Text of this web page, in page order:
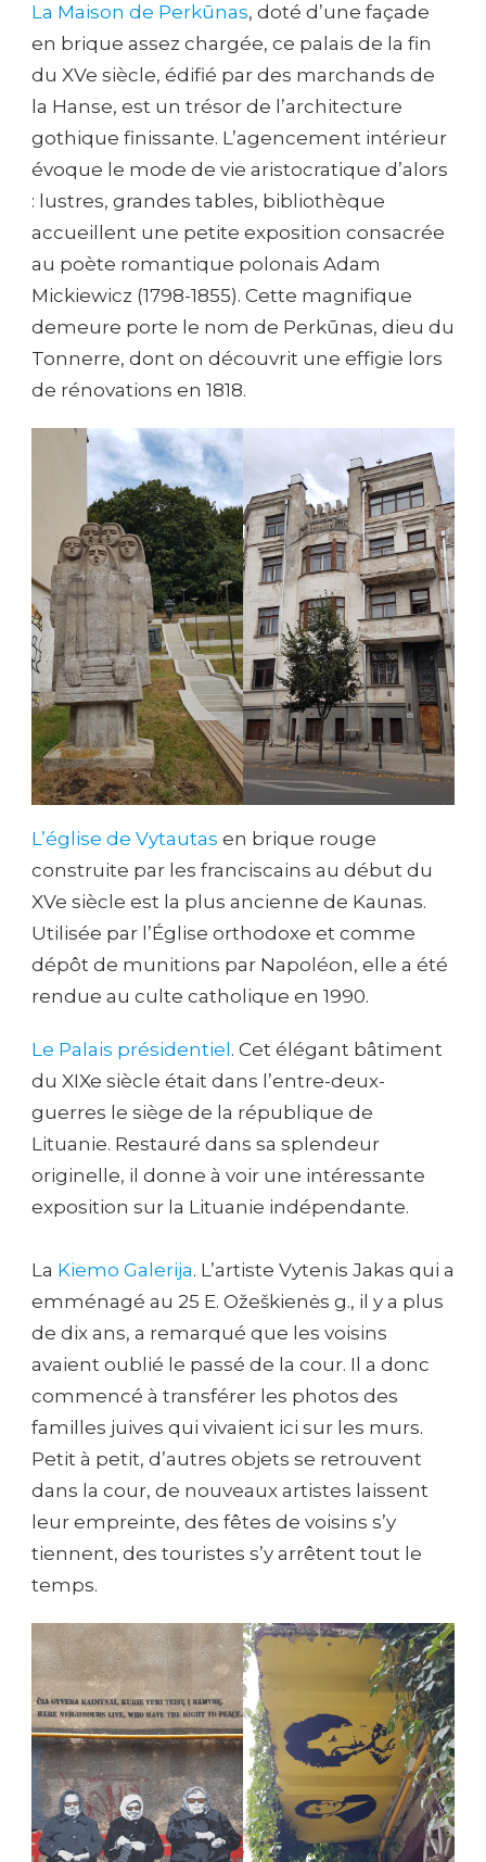
La Maison de Perkūnas, doté d’une façade
en brique assez chargée, ce palais de la fin
du XVe siècle, édifié par des marchands de
la Hanse, est un trésor de l’architecture
gothique finissante. L’agencement intérieur
évoque le mode de vie aristocratique d’alors
: lustres, grandes tables, bibliothèque
accueillent une petite exposition consacrée
au poète romantique polonais Adam
Mickiewicz (1798-1855). Cette magnifique
demeure porte le nom de Perkūnas, dieu du
Tonnerre, dont on découvrit une effigie lors
de rénovations en 1818.
L’église de Vytautas en brique rouge
construite par les franciscains au début du
XVe siècle est la plus ancienne de Kaunas.
Utilisée par l’Église orthodoxe et comme
dépôt de munitions par Napoléon, elle a été
rendue au culte catholique en 1990.
Le Palais présidentiel. Cet élégant bâtiment
du XIXe siècle était dans l’entre-deux-
guerres le siège de la république de
Lituanie. Restauré dans sa splendeur
originelle, il donne à voir une intéressante
exposition sur la Lituanie indépendante.
La Kiemo Galerija. L’artiste Vytenis Jakas qui a
emménagé au 25 E. Ožeškienės g., il y a plus
de dix ans, a remarqué que les voisins
avaient oublié le passé de la cour. Il a donc
commencé à transférer les photos des
familles juives qui vivaient ici sur les murs.
Petit à petit, d’autres objets se retrouvent
dans la cour, de nouveaux artistes laissent
leur empreinte, des fêtes de voisins s’y
tiennent, des touristes s’y arrêtent tout le
temps.